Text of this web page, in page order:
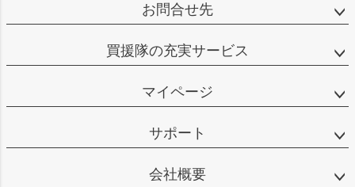
お問合せ先
買援隊の充実サービス
マイページ
サポート
会社概要